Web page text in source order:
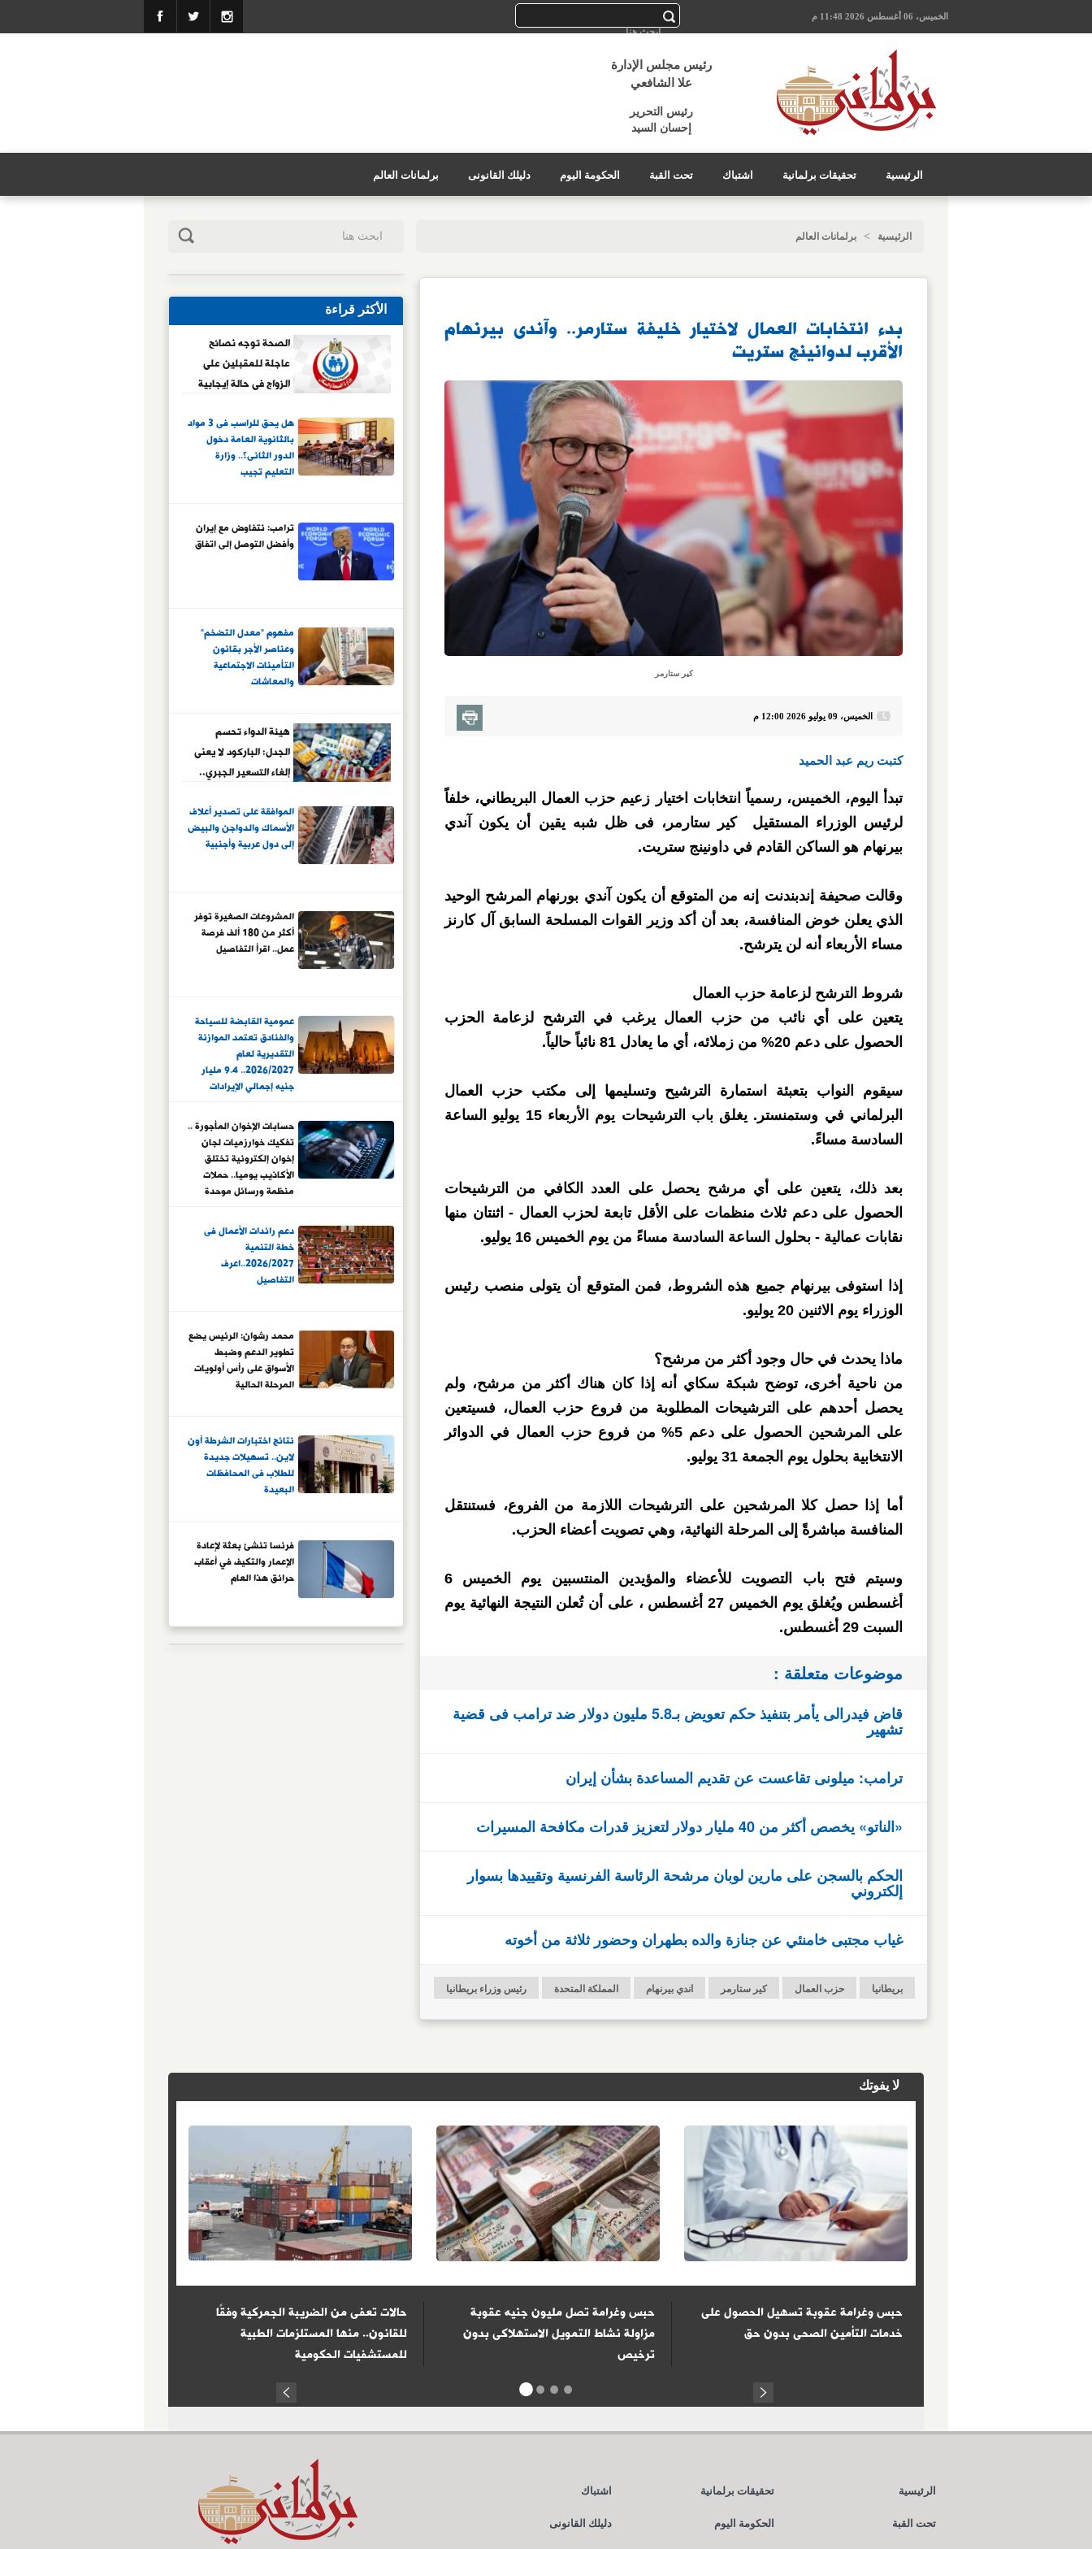
الخميس، 06 أغسطس 2026 11:48 م
رئيس مجلس الإدارة
علا الشافعي
رئيس التحرير
إحسان السيد
الرئيسية تحقيقات برلمانية اشتباك تحت القبة الحكومة اليوم دليلك القانونى برلمانات العالم
الرئيسية > برلمانات العالم
بدء انتخابات العمال لاختيار خليفة ستارمر.. وآندى بيرنهام
الأقرب لدوانينج ستريت
كير ستارمر
الخميس، 09 يوليو 2026 12:00 م
كتبت ريم عبد الحميد
تبدأ اليوم، الخميس، رسمياً انتخابات اختيار زعيم حزب العمال البريطاني، خلفاً
لرئيس الوزراء المستقيل كير ستارمر، فى ظل شبه يقين أن يكون آندي
بيرنهام هو الساكن القادم في داونينج ستريت.
وقالت صحيفة إندبندنت إنه من المتوقع أن يكون آندي بورنهام المرشح الوحيد
الذي يعلن خوض المنافسة، بعد أن أكد وزير القوات المسلحة السابق آل كارنز
مساء الأربعاء أنه لن يترشح.
شروط الترشح لزعامة حزب العمال
يتعين على أي نائب من حزب العمال يرغب في الترشح لزعامة الحزب
الحصول على دعم 20% من زملائه، أي ما يعادل 81 نائباً حالياً.
سيقوم النواب بتعبئة استمارة الترشيح وتسليمها إلى مكتب حزب العمال
البرلماني في وستمنستر. يغلق باب الترشيحات يوم الأربعاء 15 يوليو الساعة
السادسة مساءً.
بعد ذلك، يتعين على أي مرشح يحصل على العدد الكافي من الترشيحات
الحصول على دعم ثلاث منظمات على الأقل تابعة لحزب العمال - اثنتان منها
نقابات عمالية - بحلول الساعة السادسة مساءً من يوم الخميس 16 يوليو.
إذا استوفى بيرنهام جميع هذه الشروط، فمن المتوقع أن يتولى منصب رئيس
الوزراء يوم الاثنين 20 يوليو.
ماذا يحدث في حال وجود أكثر من مرشح؟
من ناحية أخرى، توضح شبكة سكاي أنه إذا كان هناك أكثر من مرشح، ولم
يحصل أحدهم على الترشيحات المطلوبة من فروع حزب العمال، فسيتعين
على المرشحين الحصول على دعم 5% من فروع حزب العمال في الدوائر
الانتخابية بحلول يوم الجمعة 31 يوليو.
أما إذا حصل كلا المرشحين على الترشيحات اللازمة من الفروع، فستنتقل
المنافسة مباشرةً إلى المرحلة النهائية، وهي تصويت أعضاء الحزب.
وسيتم فتح باب التصويت للأعضاء والمؤيدين المنتسبين يوم الخميس 6
أغسطس ويُغلق يوم الخميس 27 أغسطس ، على أن تُعلن النتيجة النهائية يوم
السبت 29 أغسطس.
موضوعات متعلقة :
قاض فيدرالى يأمر بتنفيذ حكم تعويض بـ5.8 مليون دولار ضد ترامب فى قضية
تشهير
ترامب: ميلونى تقاعست عن تقديم المساعدة بشأن إيران
«الناتو» يخصص أكثر من 40 مليار دولار لتعزيز قدرات مكافحة المسيرات
الحكم بالسجن على مارين لوبان مرشحة الرئاسة الفرنسية وتقييدها بسوار
إلكتروني
غياب مجتبى خامنئي عن جنازة والده بطهران وحضور ثلاثة من أخوته
بريطانيا حزب العمال كير ستارمر اندي بيرنهام المملكة المتحدة رئيس وزراء بريطانيا
الأكثر قراءة
الصحة توجه نصائح
عاجلة للمقبلين على
الزواج فى حالة إيجابية
هل يحق للراسب فى 3 مواد
بالثانوية العامة دخول
الدور الثانى؟.. وزارة
التعليم تجيب
ترامب: نتفاوض مع إيران
وأفضل التوصل إلى اتفاق
مفهوم "معدل التضخم"
وعناصر الأجر بقانون
التأمينات الاجتماعية
والمعاشات
هيئة الدواء تحسم
الجدل: الباركود لا يعنى
إلغاء التسعير الجبري..
المطبوع على عبوة
الدواء سيبقى مدونًا
بشكل واضح ولن
الدوائي لتشمل 12 ألف
صنف محلي
الموافقة على تصدير أعلاف
الأسماك والدواجن والبيض
إلى دول عربية وأجنبية
المشروعات الصغيرة توفر
أكثر من 180 ألف فرصة
عمل.. اقرأ التفاصيل
عمومية القابضة للسياحة
والفنادق تعتمد الموازنة
التقديرية لعام
2026/2027.. 9.4 مليار
جنيه إجمالي الإيرادات
وشركاتها التابعة.. وصافي
الربح المتوقع 5.5 مليار
جنيه وإضافة 1700 غرفة
فندقية
حسابات الإخوان المأجورة ..
تفكيك خوارزميات لجان
إخوان إلكترونية تختلق
الأكاذيب يوميا.. حملات
منظمة ورسائل موحدة
الجماعة الإرهابية
لاستهداف وعي المواطنين
وإرباك المشهد
دعم رائدات الأعمال فى
خطة التنمية
2026/2027..اعرف
التفاصيل
محمد رشوان: الرئيس يضع
تطوير الدعم وضبط
الأسواق على رأس أولويات
المرحلة الحالية
نتائج اختبارات الشرطة أون
لاين.. تسهيلات جديدة
للطلاب فى المحافظات
البعيدة
فرنسا تنشئ بعثة لإعادة
الإعمار والتكيف في أعقاب
حرائق هذا العام
لا يفوتك
حالات تعفى من الضريبة الجمركية وفقًا
للقانون.. منها المستلزمات الطبية
للمستشفيات الحكومية
حبس وغرامة تصل مليون جنيه عقوبة
مزاولة نشاط التمويل الاستهلاكى بدون
ترخيص
حبس وغرامة عقوبة تسهيل الحصول على
خدمات التأمين الصحى بدون حق
1 2 3 4
Prev Next
الرئيسية تحقيقات برلمانية اشتباك
تحت القبة الحكومة اليوم دليلك القانونى